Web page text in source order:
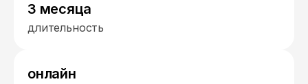
3 месяца
длительность
онлайн